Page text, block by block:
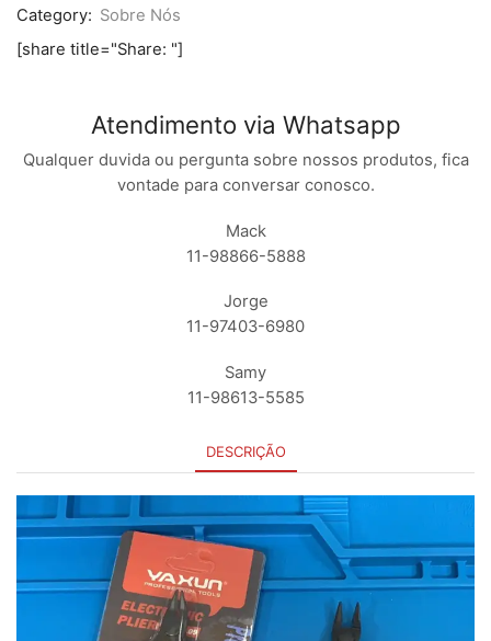
Category: Sobre Nós
[share title="Share: "]
Atendimento via Whatsapp
Qualquer duvida ou pergunta sobre nossos produtos, fica
vontade para conversar conosco.
Mack
11-98866-5888
Jorge
11-97403-6980
Samy
11-98613-5585
DESCRIÇÃO